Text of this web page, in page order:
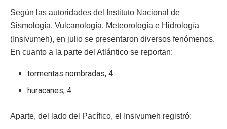
Según las autoridades del Instituto Nacional de
Sismología, Vulcanología, Meteorología e Hidrología
(Insivumeh), en julio se presentaron diversos fenómenos.
En cuanto a la parte del Atlántico se reportan:
tormentas nombradas, 4
huracanes, 4
Aparte, del lado del Pacífico, el Insivumeh registró: